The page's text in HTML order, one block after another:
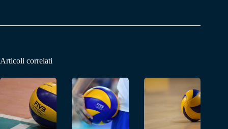
Articoli correlati